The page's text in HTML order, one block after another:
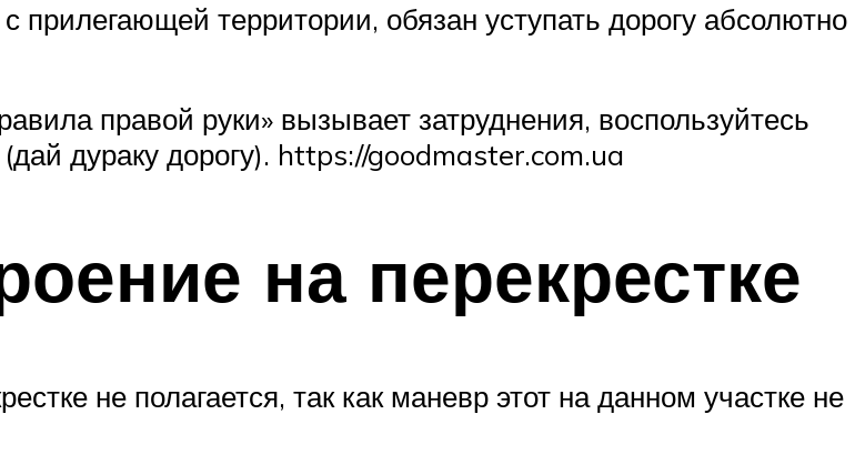
территории, обязан уступать дорогу абсолютно
правой руки» вызывает затруднения, воспользуйтесь
дураку дорогу). https://goodmaster.com.ua
на перекрестке
не полагается, так как маневр этот на данном участке не